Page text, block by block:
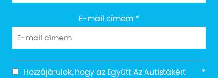
Cím: 1027 Budapest, Margit körút 12.
Email: info@egyuttazautistakert.hu
Adományvonalunk: 13616
Bankszámlaszám: 10300002-13790364-00034905
E-mail címem *
Hozzájárulok, hogy az Együtt Az Autistákért
*